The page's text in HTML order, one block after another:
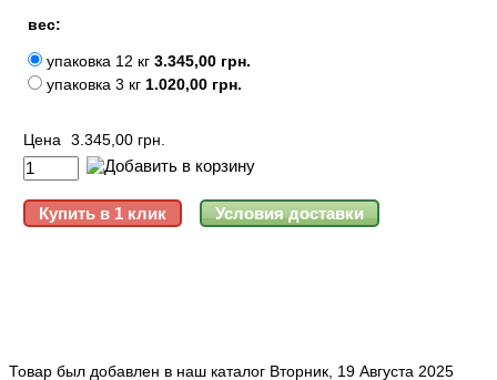
вес:
упаковка 12 кг 3.345,00 грн.
упаковка 3 кг 1.020,00 грн.
Цена 3.345,00 грн.
Товар был добавлен в наш каталог Вторник, 19 Августа 2025